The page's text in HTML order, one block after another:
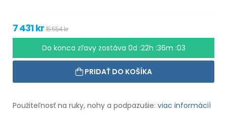
7 431 kr15 554 kr
Do konca zľavy zostáva 0d :22h :36m :02
PRIDAŤ DO KOŠÍKA
Použiteľnosť na ruky, nohy a podpazušie: viac informácií